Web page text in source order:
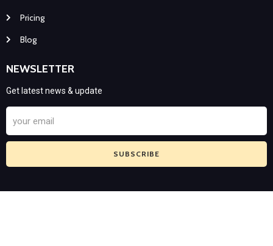
Pricing
Blog
NEWSLETTER
Get latest news & update
SUBSCRIBE